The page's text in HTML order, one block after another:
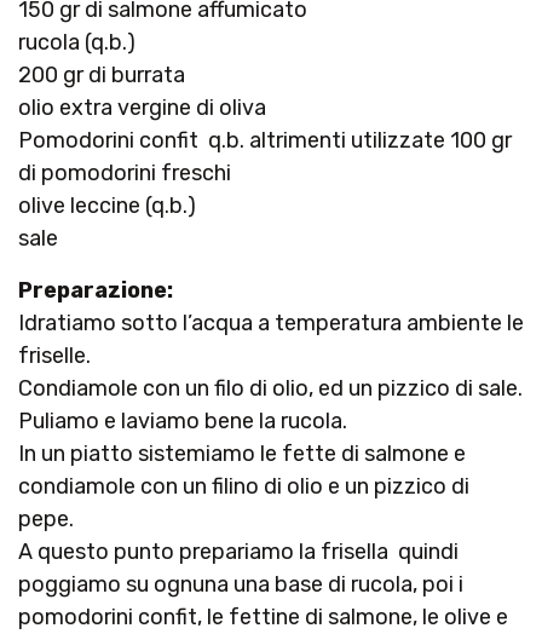
150 gr di salmone affumicato
rucola (q.b.)
200 gr di burrata
olio extra vergine di oliva
Pomodorini confit q.b. altrimenti utilizzate 100 gr
di pomodorini freschi
olive leccine (q.b.)
sale
Preparazione:
Idratiamo sotto l’acqua a temperatura ambiente le
friselle.
Condiamole con un filo di olio, ed un pizzico di sale.
Puliamo e laviamo bene la rucola.
In un piatto sistemiamo le fette di salmone e
condiamole con un filino di olio e un pizzico di
pepe.
A questo punto prepariamo la frisella quindi
poggiamo su ognuna una base di rucola, poi i
pomodorini confit, le fettine di salmone, le olive e